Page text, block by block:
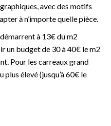
avec des motifs
à n’importe quelle pièce.
à 13€ du m2
un budget de 30 à 40€ le m2
Pour les carreaux grand
élevé (jusqu’à 60€ le